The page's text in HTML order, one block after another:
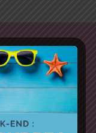
une collection de